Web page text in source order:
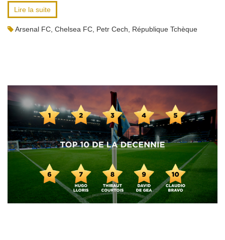
Lire la suite
Arsenal FC Chelsea FC Petr Cech République Tchèque